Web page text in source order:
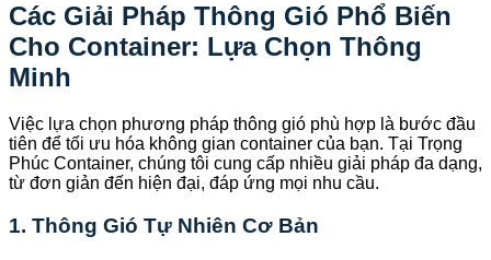
Các Giải Pháp Thông Gió Phổ Biến
Cho Container: Lựa Chọn Thông
Minh
Việc lựa chọn phương pháp thông gió phù hợp là bước đầu
tiên để tối ưu hóa không gian container của bạn. Tại Trọng
Phúc Container, chúng tôi cung cấp nhiều giải pháp đa dạng,
từ đơn giản đến hiện đại, đáp ứng mọi nhu cầu.
1. Thông Gió Tự Nhiên Cơ Bản